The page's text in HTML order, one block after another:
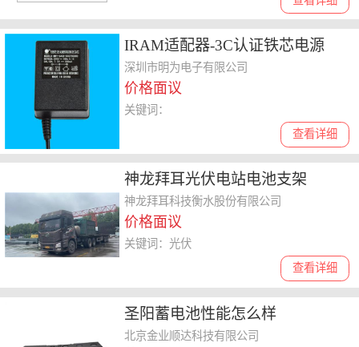
IRAM适配器-3C认证铁芯电源
深圳市明为电子有限公司
价格面议
查看详细
关键词：
神龙拜耳光伏电站电池支架
神龙拜耳科技衡水股份有限公司
价格面议
查看详细
关键词：光伏
圣阳蓄电池性能怎么样
北京金业顺达科技有限公司